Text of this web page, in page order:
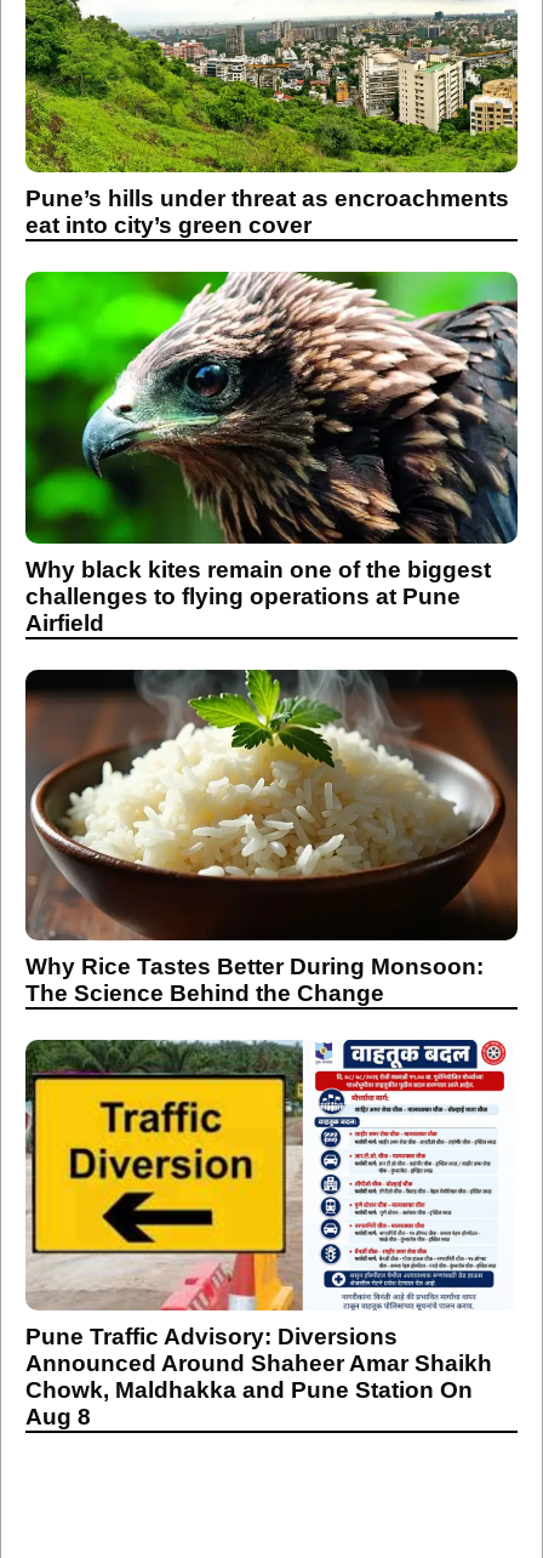
Pune’s hills under threat as encroachments
eat into city’s green cover
Why black kites remain one of the biggest
challenges to flying operations at Pune
Airfield
Why Rice Tastes Better During Monsoon:
The Science Behind the Change
Pune Traffic Advisory: Diversions
Announced Around Shaheer Amar Shaikh
Chowk, Maldhakka and Pune Station On
Aug 8